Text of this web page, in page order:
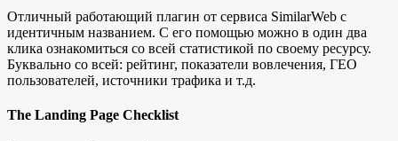
Отличный работающий плагин от сервиса SimilarWeb с
идентичным названием. С его помощью можно в один два
клика ознакомиться со всей статистикой по своему ресурсу.
Буквально со всей: рейтинг, показатели вовлечения, ГЕО
пользователей, источники трафика и т.д.
The Landing Page Checklist